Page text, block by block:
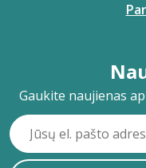
Gaukite naujienas